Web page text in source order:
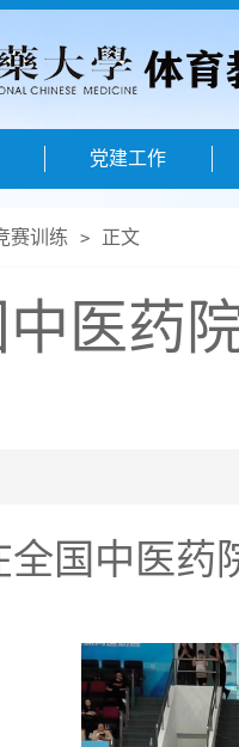
党建工作
赛训练 > 正文
医药
全国中医药